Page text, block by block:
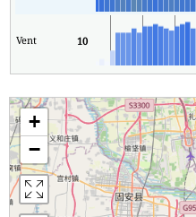
Vent 10
+
−